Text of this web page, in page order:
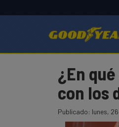
¿En
con los
Goodyear
Goodyear
¿En
qué
Publicado: lunes,